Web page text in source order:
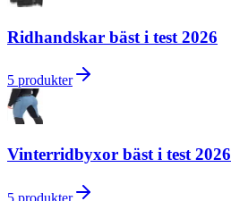
Ridhandskar bäst i test 2026
5 produkter
Vinterridbyxor bäst i test 2026
5 produkter